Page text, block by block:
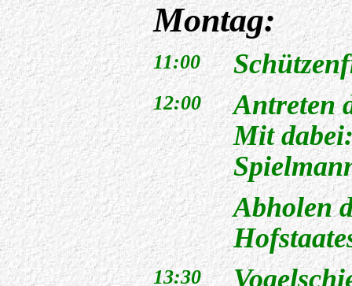
Montag:
11:00
12:00
Antreten
Mit
Abholen
13:30